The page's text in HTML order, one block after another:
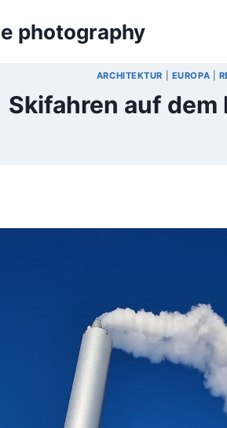
photography
ARCHITEKTUR EUROPA
Skifahren auf dem